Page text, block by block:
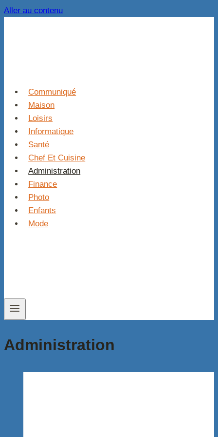
Aller au contenu
Communiqué
Maison
Loisirs
Informatique
Santé
Chef Et Cuisine
Administration
Finance
Photo
Enfants
Mode
Administration